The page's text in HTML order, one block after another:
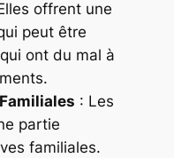
offrent une
peut être
ont du mal à
: Les
partie
familiales.